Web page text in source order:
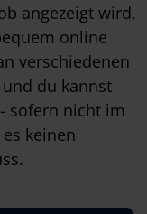
angezeigt wird,
online
verschiedenen
du kannst
sofern nicht im
keinen